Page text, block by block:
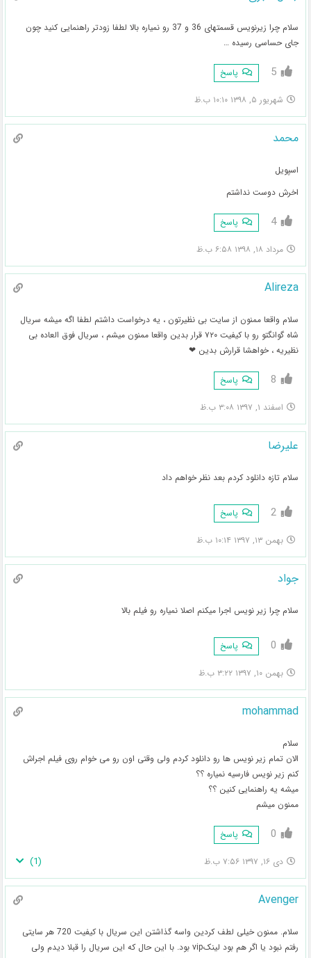
سلام چرا زیرنویس قسمتهای 36 و 37 رو نمیاره بالا لطفا زودتر راهنمایی کنید چون
جای حساسی رسیده …
5 پاسخ
شهریور ۵, ۱۳۹۸ ۱۰:۱۰ ب.ظ
محمد
اسپویل
اخرش دوست نداشتم
4 پاسخ
مرداد ۱۸, ۱۳۹۸ ۶:۵۸ ب.ظ
Alireza
سلام واقعا ممنون از سایت بی نظیرتون ، یه درخواست داشتم لطفا اگه میشه سریال
شاه گوانگتو رو با کیفیت ۷۲۰ قرار بدین واقعا ممنون میشم ، سریال فوق العاده بی
نظیریه ، خواهشا قرارش بدین ❤
8 پاسخ
اسفند ۱, ۱۳۹۷ ۳:۰۸ ب.ظ
علیرضا
سلام تازه دانلود کردم بعد نظر خواهم داد
2 پاسخ
بهمن ۱۳, ۱۳۹۷ ۱۰:۱۴ ب.ظ
جواد
سلام چرا زیر نویس اجرا میکنم اصلا نمیاره رو فیلم بالا
0 پاسخ
بهمن ۱۰, ۱۳۹۷ ۳:۲۲ ب.ظ
mohammad
سلام
الان تمام زیر نویس ها رو دانلود کردم ولی وقتی اون رو می خوام روی فیلم اجراش
کنم زیر نویس فارسیه نمیاره ؟؟
میشه یه راهنمایی کنین ؟؟
ممنون میشم
0 پاسخ
دی ۱۶, ۱۳۹۷ ۷:۵۶ ب.ظ (
1
)
Avenger
سلام. ممنون خیلی لطف کردین واسه گذاشتن این سریال با کیفیت 720 هر سایتی
رفتم نبود یا اگر هم بود لینکvip بود. با این حال که این سریال را قبلا دیدم ولی